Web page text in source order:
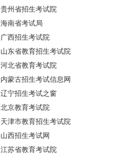
贵州省招生考试院
海南省考试局
广西招生考试院
山东省教育招生考试院
河北省教育考试院
内蒙古招生考试信息网
辽宁招生考试之窗
北京教育考试院
天津市教育招生考试院
山西招生考试网
江苏省教育考试院